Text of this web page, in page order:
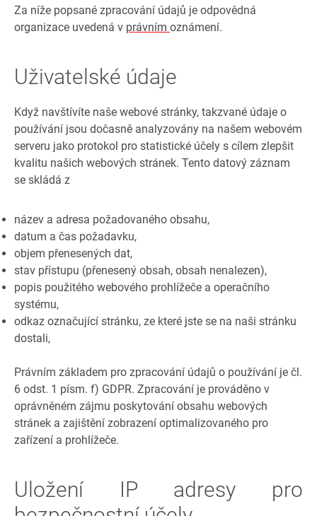
Za níže popsané zpracování údajů je odpovědná
organizace uvedená v právním oznámení.
Uživatelské údaje
Když navštívíte naše webové stránky, takzvané údaje o
používání jsou dočasně analyzovány na našem webovém
serveru jako protokol pro statistické účely s cílem zlepšit
kvalitu našich webových stránek. Tento datový záznam
se skládá z
název a adresa požadovaného obsahu,
datum a čas požadavku,
objem přenesených dat,
stav přístupu (přenesený obsah, obsah nenalezen),
popis použitého webového prohlížeče a operačního
systému,
odkaz označující stránku, ze které jste se na naši stránku
dostali,
Právním základem pro zpracování údajů o používání je čl.
6 odst. 1 písm. f) GDPR. Zpracování je prováděno v
oprávněném zájmu poskytování obsahu webových
stránek a zajištění zobrazení optimalizovaného pro
zařízení a prohlížeče.
Uložení IP adresy pro